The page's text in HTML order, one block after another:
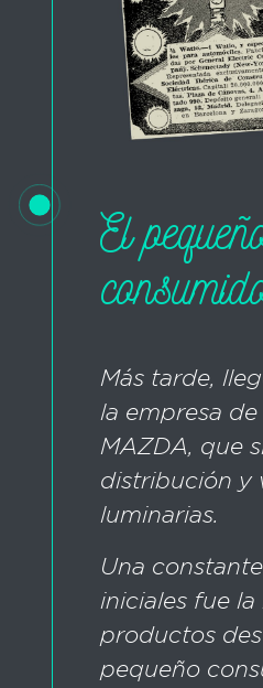
El
Más tarde,
la empresa
MAZDA, que
distribución y
luminarias.
Una
iniciales fue la
productos
pequeño